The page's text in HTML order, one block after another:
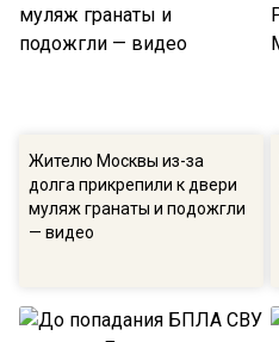
Жителю Москвы из-за
долга прикрепили к двери
муляж гранаты и подожгли
— видео